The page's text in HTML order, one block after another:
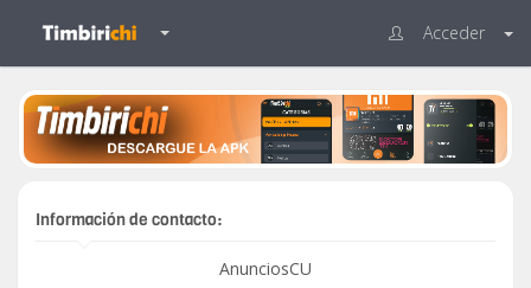
Acceder
Información de contacto:
AnunciosCU